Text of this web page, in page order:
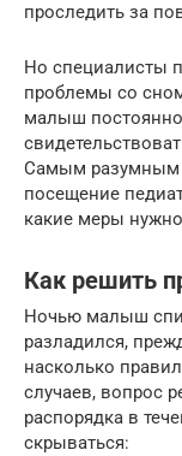
проследить за
Но специалисты
проблемы со
малыш постоянно
Самым разумным
посещение
какие меры
Как решить
Ночью малыш
разладился,
насколько
случаев, вопрос
распорядка в
скрываться: